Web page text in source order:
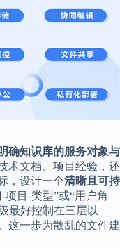
确知识库的服务对象与
术文档、项目经验，还
，设计一个清晰且可持
项目-类型”或“用户角
最好控制在三层以
这一步为散乱的文件建